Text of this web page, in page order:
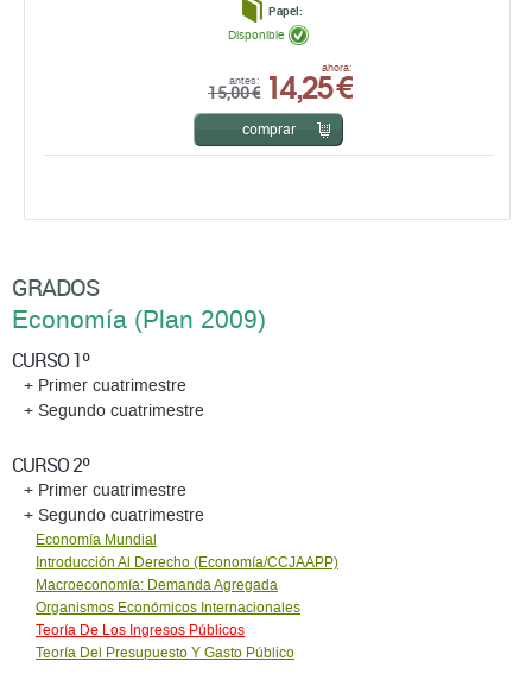
Papel:
antes:
15,00 €
ahora:
14,25 €
Disponible
comprar
GRADOS
Economía (Plan 2009)
CURSO 1º
+ Primer cuatrimestre
+ Segundo cuatrimestre
CURSO 2º
+ Primer cuatrimestre
+ Segundo cuatrimestre
Economía Mundial
Introducción Al Derecho (Economía/CCJAAPP)
Macroeconomía: Demanda Agregada
Organismos Económicos Internacionales
Teoría De Los Ingresos Públicos
Teoría Del Presupuesto Y Gasto Público